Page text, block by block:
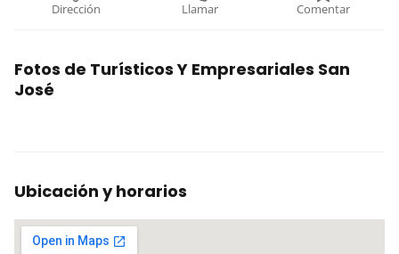
Dirección Llamar Comentar
Fotos de Turísticos Y Empresariales San
José
Ubicación y horarios